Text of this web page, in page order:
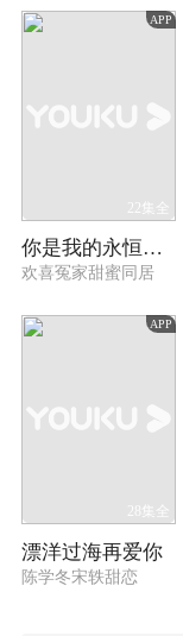
APP
22集全
你是我的永恒星辰
欢喜冤家甜蜜同居
APP
28集全
漂洋过海再爱你
陈学冬宋轶甜恋